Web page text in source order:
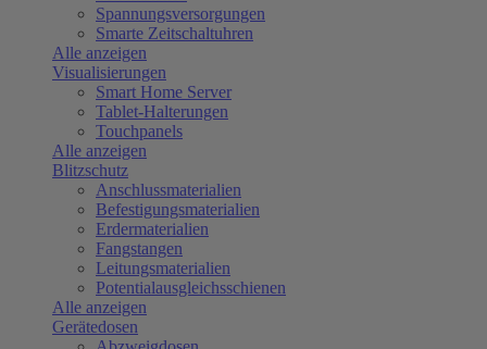
Spannungsversorgungen
Smarte Zeitschaltuhren
Alle anzeigen
Visualisierungen
Smart Home Server
Tablet-Halterungen
Touchpanels
Alle anzeigen
Blitzschutz
Anschlussmaterialien
Befestigungsmaterialien
Erdermaterialien
Fangstangen
Leitungsmaterialien
Potentialausgleichsschienen
Alle anzeigen
Gerätedosen